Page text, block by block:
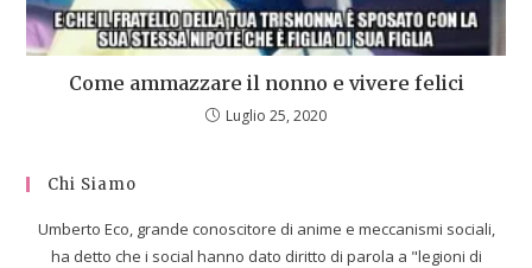
Come ammazzare il nonno e vivere felici
Luglio 25, 2020
Chi Siamo
Umberto Eco, grande conoscitore di anime e meccanismi sociali,
ha detto che i social hanno dato diritto di parola a "legioni di